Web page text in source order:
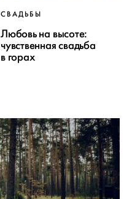
СВАДЬБЫ
Любовь на высоте:
чувственная свадьба
в горах